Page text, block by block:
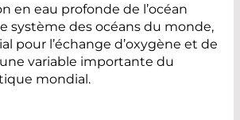
en eau profonde de l’océan
système des océans du monde,
pour l’échange d’oxygène et de
variable importante du
mondial.